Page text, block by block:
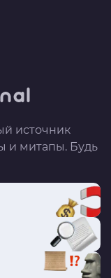
источник
и митапы. Будь